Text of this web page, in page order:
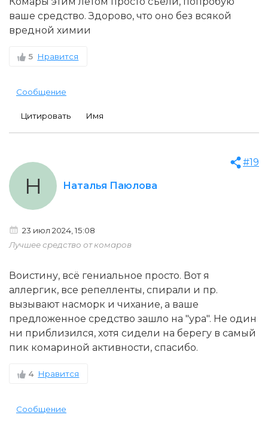
ваше средство. Здорово, что оно без всякой
вредной химии
5 Нравится
Сообщение
Цитировать Имя
Наталья Паюлова
Н
#19
23 июл 2024, 15:08
Лучшее средство от комаров
Воистину, всё гениальное просто. Вот я
аллергик, все репелленты, спирали и пр.
вызывают насморк и чихание, а ваше
предложенное средство зашло на "ура". Не один
ни приблизился, хотя сидели на берегу в самый
пик комариной активности, спасибо.
4 Нравится
Сообщение